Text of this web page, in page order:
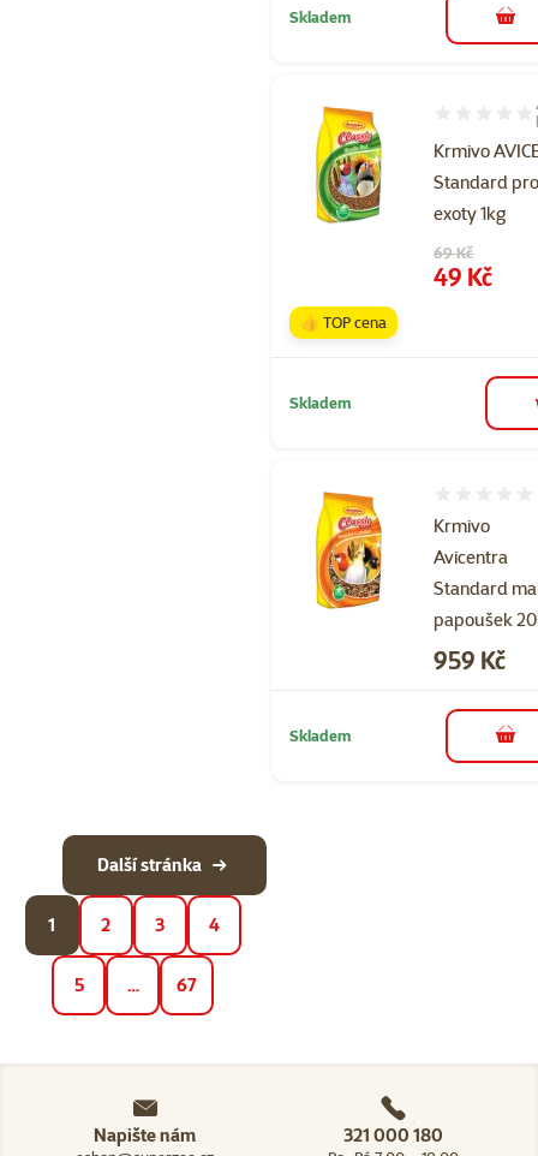
Skladem do
Krmivo
Standard
exoty 1kg
Hodnocení
Původní cena
69 Kč
Cena
49 Kč
👍 TOP cena
Skladem
Krmivo
Avicentra
Standard
papoušek
Cena
959 Kč
Skladem do
1 2 3 4
5 … 67
Další stránka
Napište nám 321 000 180